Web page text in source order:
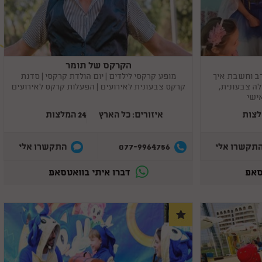
ממש היו בשוק ממנו 😄 זה לא היה מה שהם רגילים אליו... היה
פשוט מושלם! ממליצה בחום למי שמחפש קוסם ליום הולדת
וחשבת איך
צבעונית,
אלי
link
הקרקס של תומר
מופע קרקסי לילדים | יום הולדת קרקסי | סדנת
קרקס צבעונית לאירועים | הפעלות קרקס לאירועים
איזורים: כל הארץ 24 המלצות
077-9964756 התקשרו אלי
דברו איתי בוואטסאפ